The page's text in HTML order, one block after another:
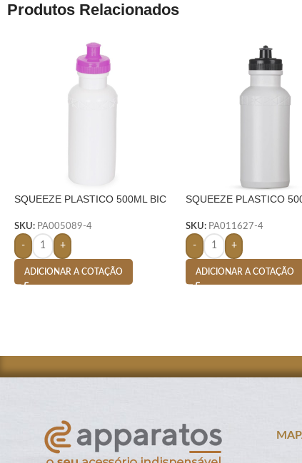
Produtos Relacionados
SQUEEZE PLASTICO 500ML BIC
SKU: PA005089-4
- +
ADICIONAR A COTAÇÃO
SQUEEZE PLASTICO
SKU: PA011627-4
- +
ADICIONAR A COTAÇÃO